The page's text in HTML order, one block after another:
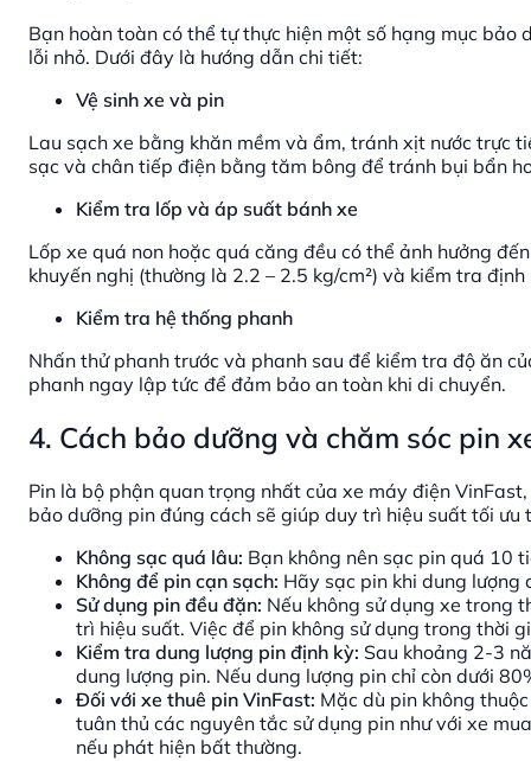
Bạn hoàn toàn có thể tự thực hiện một số hạng mục
lỗi nhỏ. Dưới đây là hướng dẫn chi tiết:
Vệ sinh xe và pin
Lau sạch xe bằng khăn mềm và ẩm, tránh xịt nước trực
sạc và chân tiếp điện bằng tăm bông để tránh bụi bẩn
Kiểm tra lốp và áp suất bánh xe
Lốp xe quá non hoặc quá căng đều có thể ảnh hưởng
khuyến nghị (thường là 2.2 – 2.5 kg/cm²) và kiểm tra
Kiểm tra hệ thống phanh
Nhấn thử phanh trước và phanh sau để kiểm tra độ ăn
phanh ngay lập tức để đảm bảo an toàn khi di chuyển.
4. Cách bảo dưỡng và chăm sóc pin
Pin là bộ phận quan trọng nhất của xe máy điện
bảo dưỡng pin đúng cách sẽ giúp duy trì hiệu suất tối ưu
Không sạc quá lâu: Bạn không nên sạc pin quá 10
Không để pin cạn sạch: Hãy sạc pin khi dung lượng
Sử dụng pin đều đặn: Nếu không sử dụng xe trong
trì hiệu suất. Việc để pin không sử dụng trong thời
Kiểm tra dung lượng pin định kỳ: Sau khoảng 2-3
dung lượng pin. Nếu dung lượng pin chỉ còn dưới
Đối với xe thuê pin VinFast: Mặc dù pin không
tuân thủ các nguyên tắc sử dụng pin như với xe
nếu phát hiện bất thường.